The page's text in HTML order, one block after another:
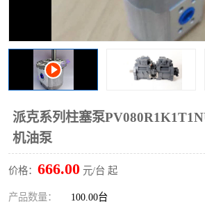
派克系列柱塞泵
机油泵
价格： 666.00 元/台 起
产品数量： 100.00台